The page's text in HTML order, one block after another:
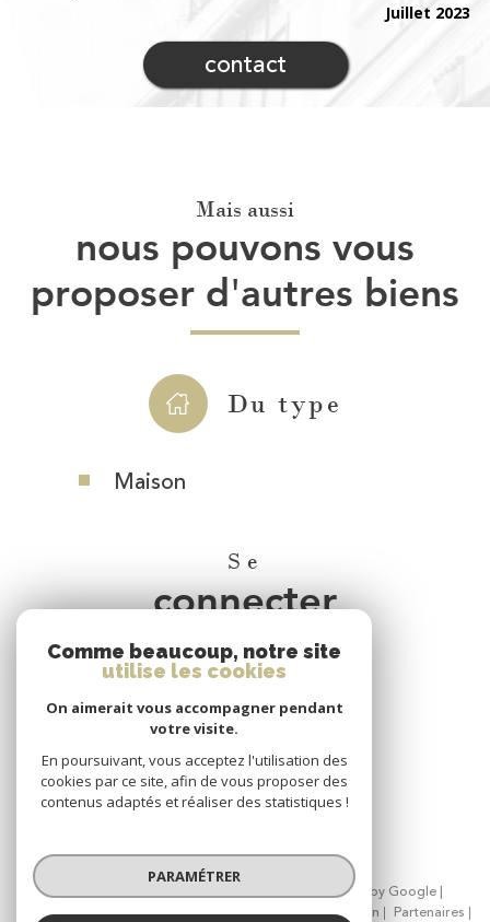
contact
Juillet 2023
Mais aussi
nous pouvons vous
proposer d'autres biens
Du type
Maison
Se
connecter
espace propriétaire
Nous
adhérons
© 2026 | Tous droits réservés | Traduction powered by Google |
Nos honoraires
Plan du site Mentions légales Admin Partenaires
Comme beaucoup, notre site
utilise les cookies
On aimerait vous accompagner pendant
votre visite.
En poursuivant, vous acceptez l'utilisation des
cookies par ce site, afin de vous proposer des
contenus adaptés et réaliser des statistiques !
PARAMÉTRER